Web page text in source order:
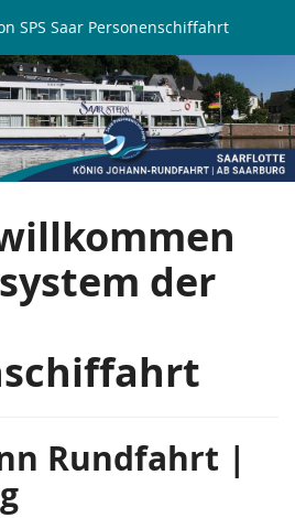
SPS Saar Personenschiffahrt
der
Rundfahrt |